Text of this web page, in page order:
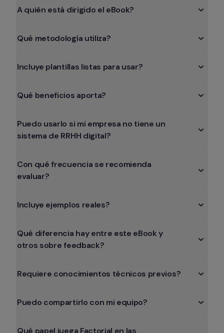
A quién está dirigido el eBook?
Qué metodología utiliza?
Incluye plantillas listas para usar?
Qué beneficios aporta?
Puedo usarlo si mi empresa no tiene un
sistema de RRHH digital?
Con qué frecuencia se recomienda
evaluar?
Incluye ejemplos reales?
Qué diferencia hay entre este eBook y
otros sobre feedback?
Requiere conocimientos técnicos previos?
Puedo compartirlo con mi equipo?
Qué papel juega Factorial en las